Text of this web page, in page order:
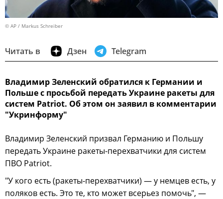
© AP / Markus Schreiber
Читать в Дзен Telegram
Владимир Зеленский обратился к Германии и
Польше с просьбой передать Украине ракеты для
систем Patriot. Об этом он заявил в комментарии
"Укринформу"
Владимир Зеленский призвал Германию и Польшу
передать Украине ракеты-перехватчики для систем
ПВО Patriot.
"У кого есть (ракеты-перехватчики) — у немцев есть, у
поляков есть. Это те, кто может всерьез помочь", —